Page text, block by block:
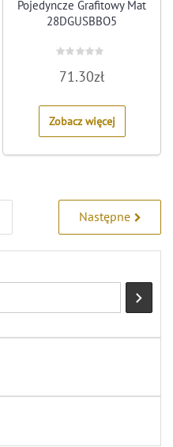
Pojedyncze Grafitowy Mat
28DGUSBBO5
5
71.30zł
Zobacz więcej
Następne